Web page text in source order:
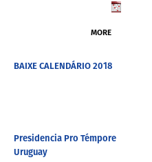
MORE
BAIXE CALENDÁRIO 2018
Presidencia Pro Témpore
Uruguay